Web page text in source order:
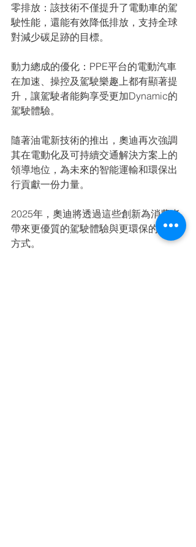
零排放：該技術不僅提升了電動車的駕
駛性能，還能有效降低排放，支持全球
對減少碳足跡的目標。
動力總成的優化：PPE平台的電動汽車
在加速、操控及駕駛樂趣上都有顯著提
升，讓駕駛者能夠享受更加Dynamic的
駕駛體驗。
隨著油電新技術的推出，奧迪再次強調
其在電動化及可持續交通解決方案上的
領導地位，為未來的智能運輸和環保出
行貢獻一份力量。
2025年，奧迪將透過這些創新為消費者
帶來更優質的駕駛體驗與更環保的交通
方式。